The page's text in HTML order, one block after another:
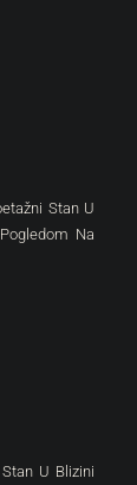
Stan U
Na
U Blizini